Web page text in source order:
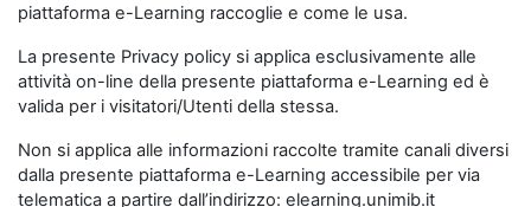
piattaforma e-Learning raccoglie e come le usa.
La presente Privacy policy si applica esclusivamente alle
attività on-line della presente piattaforma e-Learning ed è
valida per i visitatori/Utenti della stessa.
Non si applica alle informazioni raccolte tramite canali diversi
dalla presente piattaforma e-Learning accessibile per via
telematica a partire dall’indirizzo: elearning.unimib.it